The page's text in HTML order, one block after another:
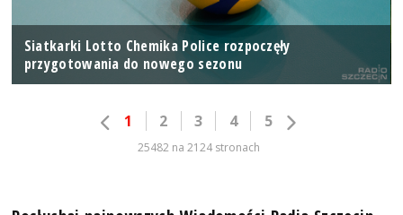
Siatkarki Lotto Chemika Police rozpoczęły
przygotowania do nowego sezonu
1 2 3 4 5
25482 na 2124 stronach